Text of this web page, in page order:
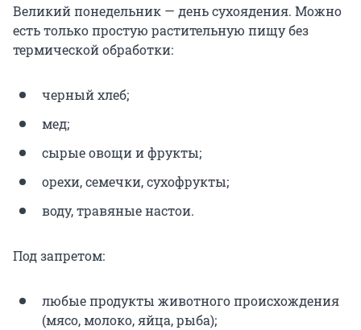
Великий понедельник — день сухоядения. Можно
есть только простую растительную пищу без
термической обработки:
черный хлеб;
мед;
сырые овощи и фрукты;
орехи, семечки, сухофрукты;
воду, травяные настои.
Под запретом:
любые продукты животного происхождения
(мясо, молоко, яйца, рыба);